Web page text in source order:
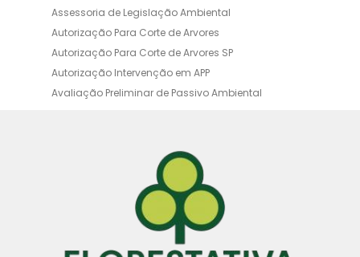
Assessoria de Legislação Ambiental
Autorização Para Corte de Arvores
Autorização Para Corte de Arvores SP
Autorização Intervenção em APP
Avaliação Preliminar de Passivo Ambiental
Certificado de Movimentação de Resíduos de
Certificado de Movimentação de Resíduos de
Interesse Ambiental Cadri
Consultoria Ambiental Orçamento
Consultoria Ambiental SP
Consultoria de Compensação Ambiental